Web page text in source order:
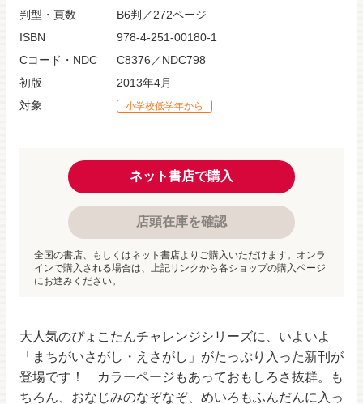
大人気のぴょこたんチャレンジシリーズに、いよいよ
「まちがいさがし・えさがし」がたっぷり入った新刊が
登場です！ カラーページもあっておもしろさ抜群。も
ちろん、おなじみのなぞなぞ、めいろもふんだんに入っ
判型・頁数
B6判／272ページ
ISBN
978-4-251-00180-1
Cコード・NDC
C8376／NDC798
初版
2013年4月
対象
小学校低学年から
ネット書店で購入
店頭在庫を確認
全国の書店、もしくはネット書店よりご購入いただけます。オンラ
インで購入される場合は、上記リンクから各ショップの購入ページ
にお進みください。